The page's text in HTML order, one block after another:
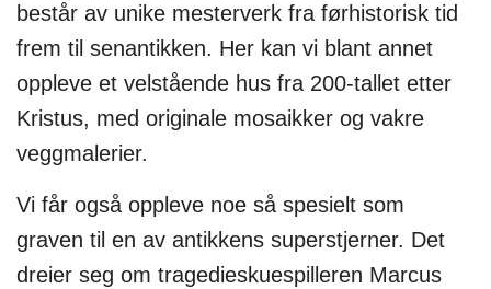
består av unike mesterverk fra førhistorisk tid
frem til senantikken. Her kan vi blant annet
oppleve et velstående hus fra 200-tallet etter
Kristus, med originale mosaikker og vakre
veggmalerier.
Vi får også oppleve noe så spesielt som
graven til en av antikkens superstjerner. Det
dreier seg om tragedieskuespilleren Marcus